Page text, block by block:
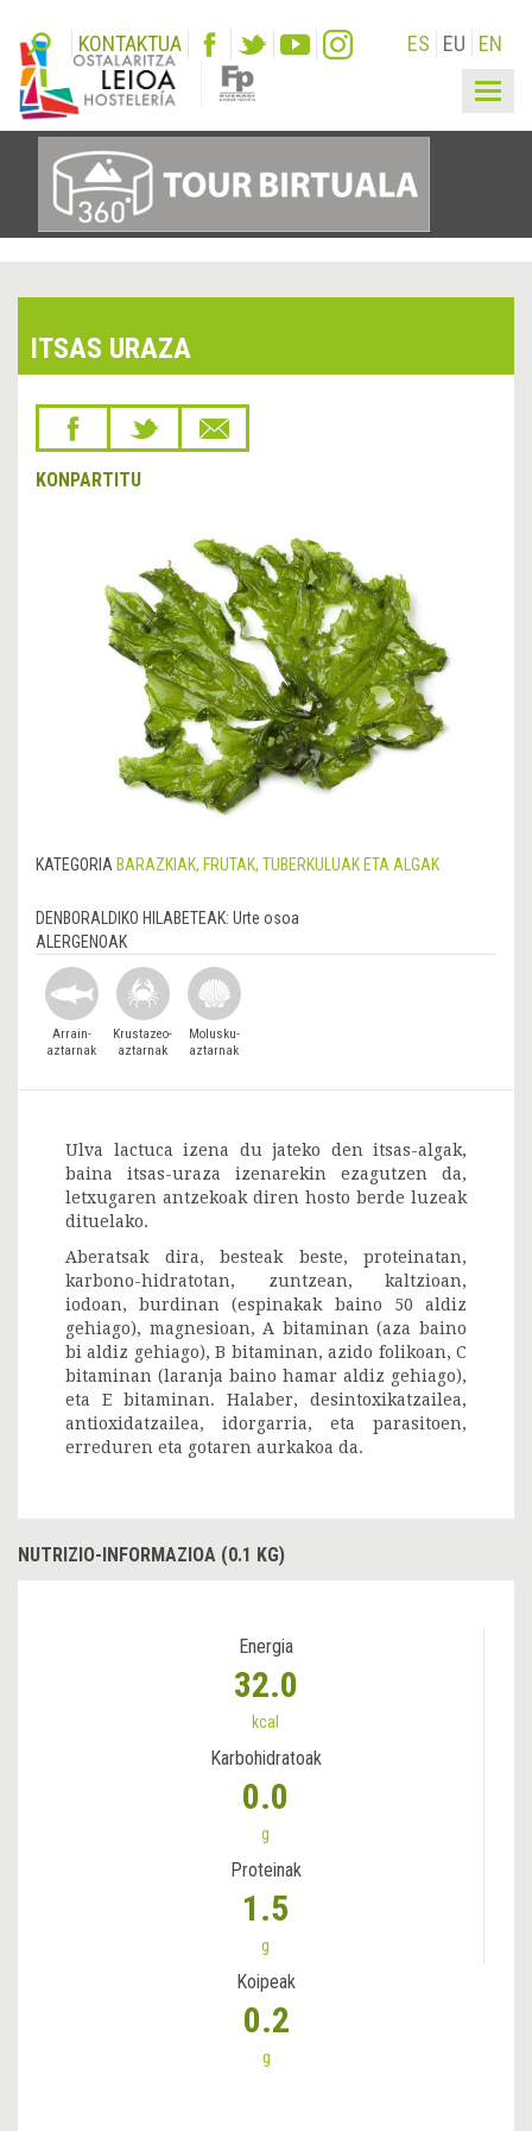
KONTAKTUA ES EU EN
ITSAS URAZA
KONPARTITU
KATEGORIA BARAZKIAK, FRUTAK, TUBERKULUAK ETA ALGAK
DENBORALDIKO HILABETEAK: Urte osoa
ALERGENOAK
Arrain-
aztarnak
Krustazeo-
aztarnak
Molusku-
aztarnak
Ulva lactuca izena du jateko den itsas-algak,
baina itsas-uraza izenarekin ezagutzen da,
letxugaren antzekoak diren hosto berde luzeak
dituelako.
Aberatsak dira, besteak beste, proteinatan,
karbono-hidratotan, zuntzean, kaltzioan,
iodoan, burdinan (espinakak baino 50 aldiz
gehiago), magnesioan, A bitaminan (aza baino
bi aldiz gehiago), B bitaminan, azido folikoan, C
bitaminan (laranja baino hamar aldiz gehiago),
eta E bitaminan. Halaber, desintoxikatzailea,
antioxidatzailea, idorgarria, eta parasitoen,
erreduren eta gotaren aurkakoa da.
NUTRIZIO-INFORMAZIOA (0.1 KG)
Energia
32.0
kcal
Karbohidratoak
0.0
g
Proteinak
1.5
g
Koipeak
0.2
g